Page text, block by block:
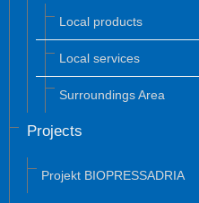
Local products
Local services
Surroundings Area
Projects
Projekt BIOPRESSADRIA